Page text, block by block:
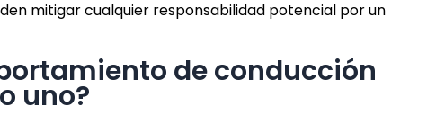
mitigar cualquier responsabilidad potencial por un
de conducción
uno?